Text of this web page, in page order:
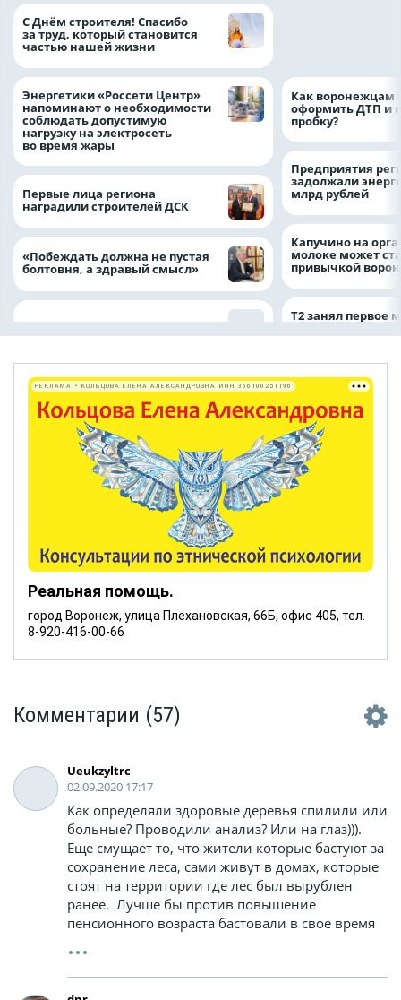
С Днём строителя! Спасибо
за труд, который становится
частью нашей жизни
Энергетики «Россети Центр»
напоминают о необходимости
соблюдать допустимую
нагрузку на электросеть
во время жары
Первые лица региона
наградили строителей ДСК
«Побеждать должна не пустая
болтовня, а здравый смысл»
Как воронежцам
оформить ДТП и
пробку?
Предприятия
задолжали
млрд рублей
Капучино на
молоке может
привычкой
Т2 занял первое
Реальная помощь.
город Воронеж, улица Плехановская, 66Б, офис 405, тел.
8-920-416-00-66
РЕКЛАМА • КОЛЬЦОВА ЕЛЕНА АЛЕКСАНДРОВНА ИНН 366100251196
Комментарии (57)
Ueukzyltrc
02.09.2020 17:17
Как определяли здоровые деревья спилили или
больные? Проводили анализ? Или на глаз))).
Еще смущает то, что жители которые бастуют за
сохранение леса, сами живут в домах, которые
стоят на территории где лес был вырублен
ранее. Лучше бы против повышение
пенсионного возраста бастовали в свое время